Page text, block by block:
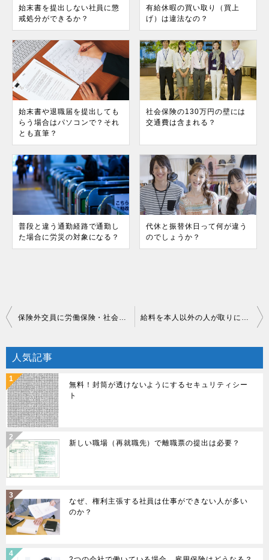
始末書を提出しない社員に懲
戒処分ができるか？
有給休暇の買い取り（買上
げ）は違法なの？
始末書や退職届を提出しても
らう場合はパソコンで？それ
とも直筆？
社会保険の130万円の壁には
交通費は含まれる？
普段と違う通勤経路で通勤し
た場合に労災の対象になる？
代休と振替休日って何が違う
のでしょうか？
投
ナ
ビ
ゲ
ー
シ
ョ
ン
保険外交員に労働保険・社会保険は適用になるのか？ 給料を本人以外の人が取りに来たら渡しても大丈夫？委任状がある場合は？
人気記事
無料！封筒が透けないようにするセキュリティシー
ト
新しい職場（再就職先）で離職票の提出は必要？
なぜ、権利主張する社員は仕事ができない人が多い
のか？